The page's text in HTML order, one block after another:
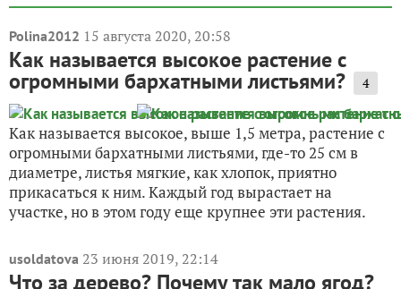
Polina2012 15 августа 2020, 20:58
Как называется высокое растение с
огромными бархатными листьями? 4
Как называется высокое, выше 1,5 метра, растение с
огромными бархатными листьями, где-то 25 см в
диаметре, листья мягкие, как хлопок, приятно
прикасаться к ним. Каждый год вырастает на
участке, но в этом году еще крупнее эти растения.
usoldatova 23 июня 2019, 22:14
Что за дерево? Почему так мало ягод?